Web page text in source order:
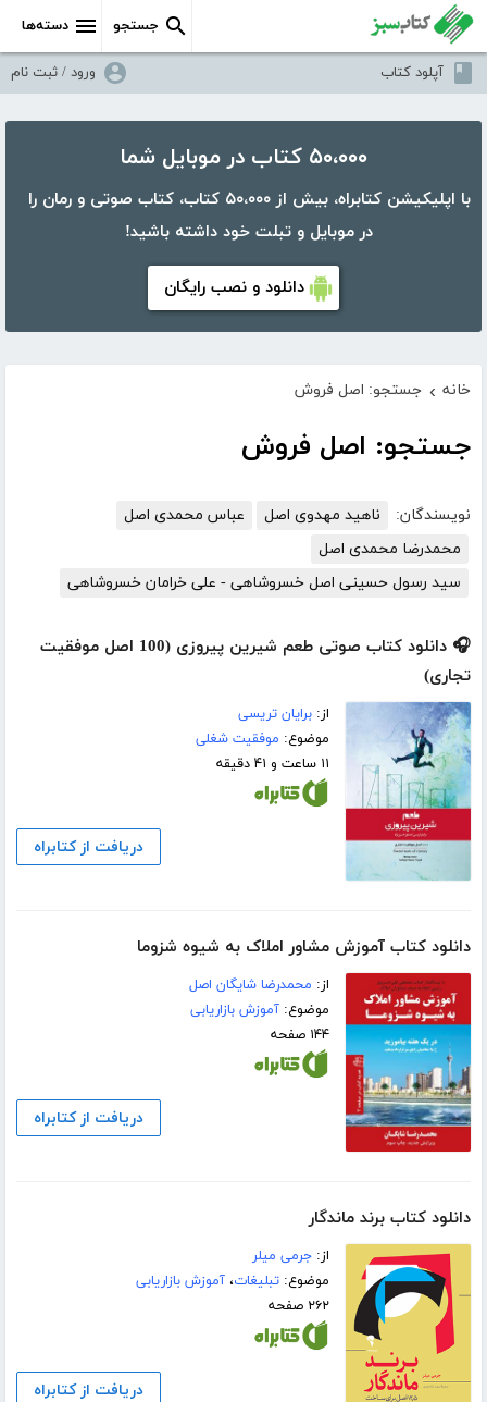
دسته‌ها جستجو
آپلود کتاب ورود / ثبت نام
۵۰،۰۰۰ کتاب در موبایل شما
با اپلیکیشن کتابراه، بیش از ۵۰،۰۰۰ کتاب، کتاب صوتی و رمان را
در موبایل و تبلت خود داشته باشید!
دانلود و نصب رایگان
خانه › جستجو: اصل فروش
جستجو: اصل فروش
نویسندگان: ناهید مهدوی اصل
عباس محمدی اصل
محمدرضا محمدی اصل
سید رسول حسینی اصل خسروشاهی - علی خرامان خسروشاهی
🎧 دانلود کتاب صوتی طعم شیرین پیروزی (100 اصل موفقیت
تجاری)
از:برایان تریسی
موضوع: موفقیت شغلی
۱۱ ساعت و ۴۱ دقیقه
دریافت از کتابراه
دانلود کتاب آموزش مشاور املاک به شیوه شزوما
از: محمدرضا شایگان اصل
موضوع:آموزش بازاریابی
۱۴۴ صفحه
دریافت از کتابراه
دانلود کتاب برند ماندگار
از:جرمی میلر
موضوع:تبلیغات،آموزش بازاریابی
۲۶۲ صفحه
دریافت از کتابراه